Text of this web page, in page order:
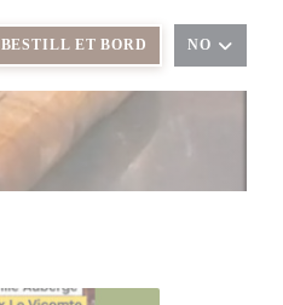
BESTILL ET BORD NO